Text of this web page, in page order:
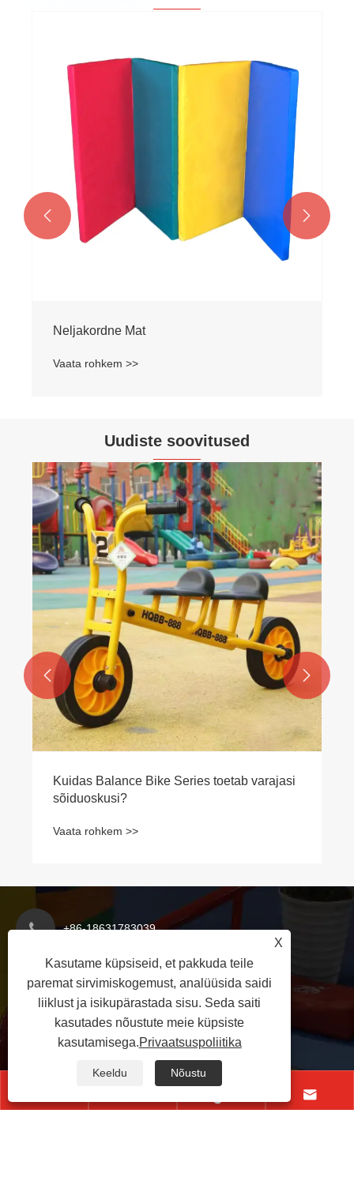
Neljakordne Mat
Vaata rohkem >>
 
Uudiste soovitused
Kuidas Balance Bike Series toetab varajasi
sõiduoskusi?
Vaata rohkem >>
 
+86-18631783039
rikadoshelby28@gmail.com
Yanshani maakonna majandusarengu tsoon,
Autoriõigus © 2025 Hebei Xinoutai Õppeseadmete

X
Kasutame küpsiseid, et pakkuda teile
paremat sirvimiskogemust, analüüsida saidi
liiklust ja isikupärastada sisu. Seda saiti
kasutades nõustute meie küpsiste
kasutamisega.Privaatsuspoliitika
Keeldu Nõustu